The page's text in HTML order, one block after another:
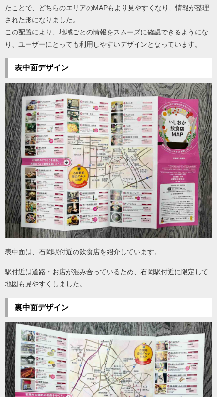
たことで、どちらのエリアのMAPもより見やすくなり、情報が整理
された形になりました。
この配置により、地域ごとの情報をスムーズに確認できるようにな
り、ユーザーにとっても利用しやすいデザインとなっています。
表中面デザイン
表中面は、石岡駅付近の飲食店を紹介しています。
駅付近は道路・お店が混み合っているため、石岡駅付近に限定して
地図も見やすくしました。
裏中面デザイン